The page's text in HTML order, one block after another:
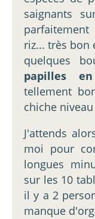
saignants
riz... très bon
quelques
papilles
tellement
chiche
J'attends
moi pour
longues
sur les 10
il y a 2
manque